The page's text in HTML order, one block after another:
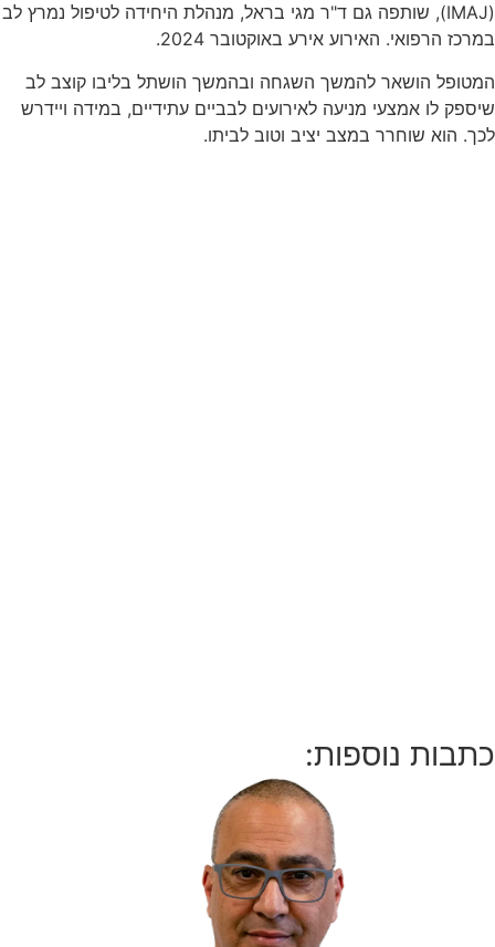
(IMAJ), שותפה גם ד"ר מגי בראל, מנהלת היחידה לטיפול נמרץ לב
האירוע אירע באוקטובר 2024.
הושאר להמשך השגחה ובהמשך הושתל בליבו קוצב לב
לו אמצעי מניעה לאירועים לבביים עתידיים, במידה ויידרש
שוחרר במצב יציב וטוב לביתו.
נוספות: